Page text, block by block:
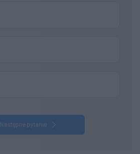
Następne pytanie